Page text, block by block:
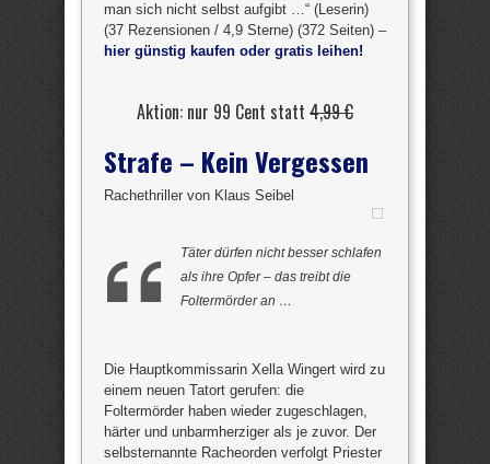
man sich nicht selbst aufgibt …“ (Leserin)
(37 Rezensionen / 4,9 Sterne) (372 Seiten) –
hier günstig kaufen oder gratis leihen!
Aktion: nur 99 Cent statt 4,99 €
Strafe – Kein Vergessen
Rachethriller von Klaus Seibel
Täter dürfen nicht besser schlafen
als ihre Opfer – das treibt die
Foltermörder an …
Die Hauptkommissarin Xella Wingert wird zu
einem neuen Tatort gerufen: die
Foltermörder haben wieder zugeschlagen,
härter und unbarmherziger als je zuvor. Der
selbsternannte Racheorden verfolgt Priester